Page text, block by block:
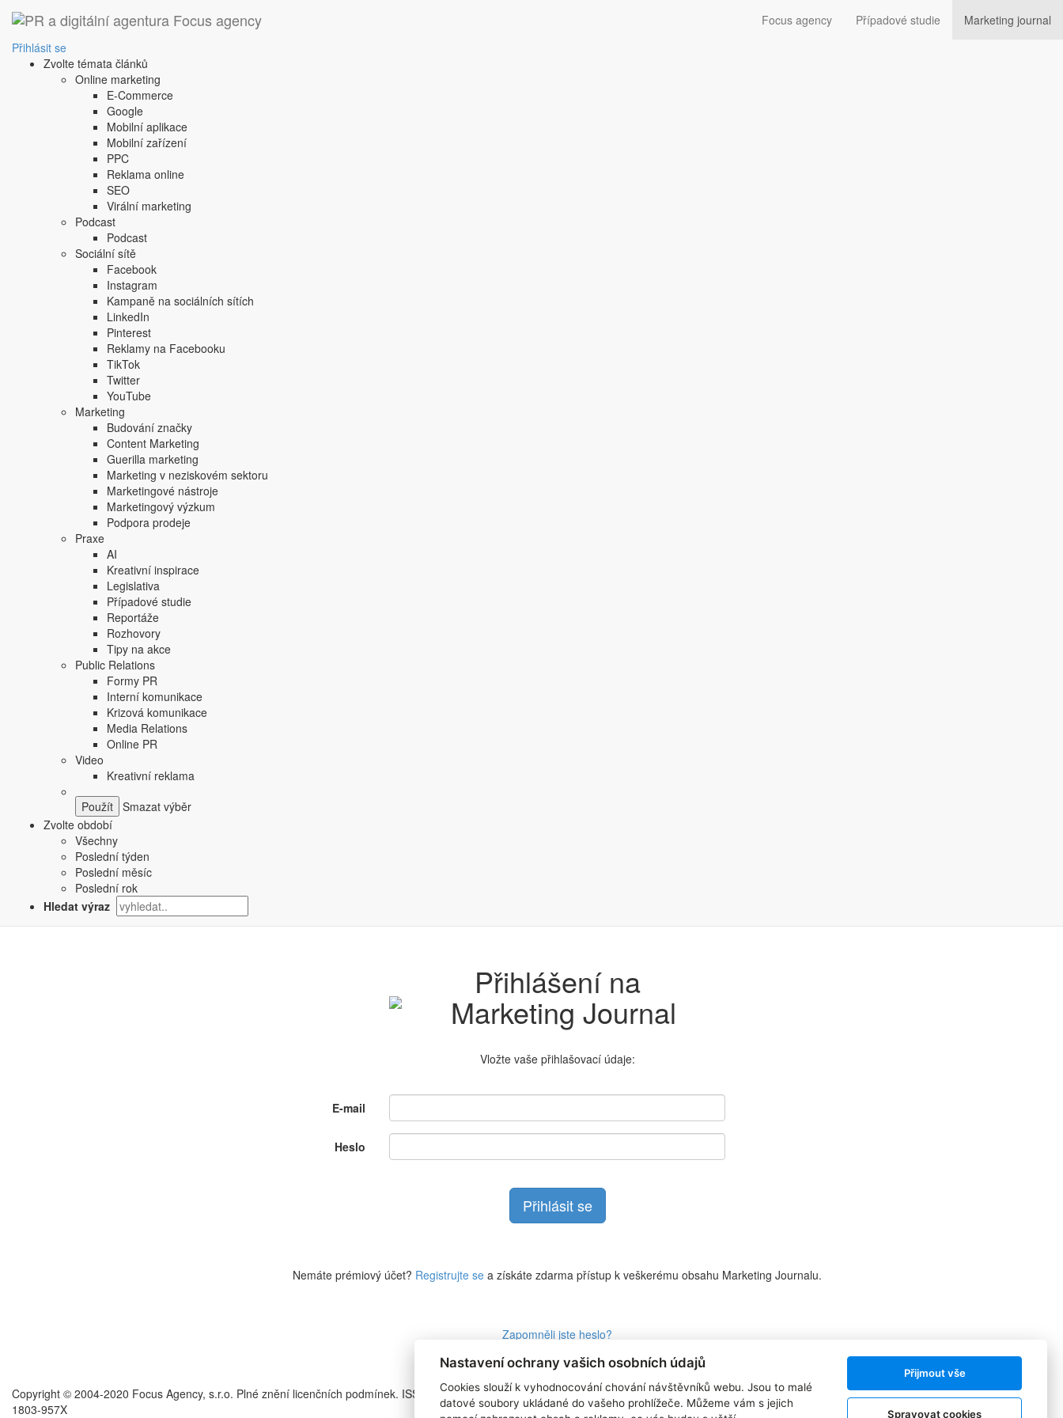
Focus agency Případové studie
Marketing journal
Přihlásit se
Zvolte témata článků
Online marketing
E-Commerce
Google
Mobilní aplikace
Mobilní zařízení
PPC
Reklama online
SEO
Virální marketing
Podcast
Podcast
Sociální sítě
Facebook
Instagram
Kampaně na sociálních sítích
LinkedIn
Pinterest
Reklamy na Facebooku
TikTok
Twitter
YouTube
Marketing
Budování značky
Content Marketing
Guerilla marketing
Marketing v neziskovém sektoru
Marketingové nástroje
Marketingový výzkum
Podpora prodeje
Praxe
AI
Kreativní inspirace
Legislativa
Případové studie
Reportáže
Rozhovory
Tipy na akce
Public Relations
Formy PR
Interní komunikace
Krizová komunikace
Media Relations
Online PR
Video
Kreativní reklama
Smazat výběr
Zvolte období
Všechny
Poslední týden
Poslední měsíc
Poslední rok
Hledat výraz
Přihlášení na
Vložte vaše přihlašovací údaje:
E-mail
Heslo
Nemáte prémiový účet? Registrujte sea získáte zdarma přístup k veškerému obsahu Marketing Journalu.
Zapomněli jste heslo?
Copyright © 2004-2020 Focus Agency, s.r.o. Plné znění licenčních podmínek. ISSN
1803-957X
RSS 1
Štítky
Sledujte nás:
Nastavení ochrany vašich osobních údajů
Cookies slouží k vyhodnocování chování návštěvníků webu. Jsou to malé
datové soubory ukládané do vašeho prohlížeče. Můžeme vám s jejich
Přijmout vše
Spravovat cookies